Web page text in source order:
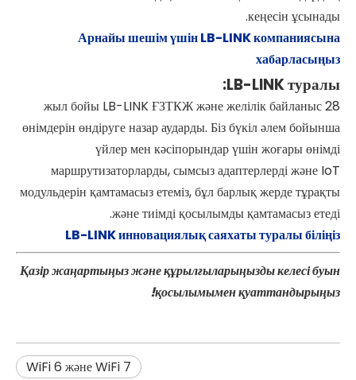
кеңесін ұсынады.
Арнайы шешім үшін LB-LINK компаниясына
хабарласыңыз
LB-LINK туралы:
28 жыл бойы LB-LINK ҒЗТКЖ және желілік байланыс
өнімдерін өндіруге назар аударды. Біз бүкіл әлем бойынша
үйлер мен кәсіпорындар үшін жоғары өнімді
маршрутизаторларды, сымсыз адаптерлерді және IoT
модульдерін қамтамасыз етеміз, бұл барлық жерде тұрақты
және тиімді қосылымды қамтамасыз етеді.
LB-LINK инновациялық саяхаты туралы біліңіз
Қазір жаңартыңыз және құрылғыларыңызды келесі буын
қосылымымен қуаттандырыңыз!
WiFi 6 және WiFi 7